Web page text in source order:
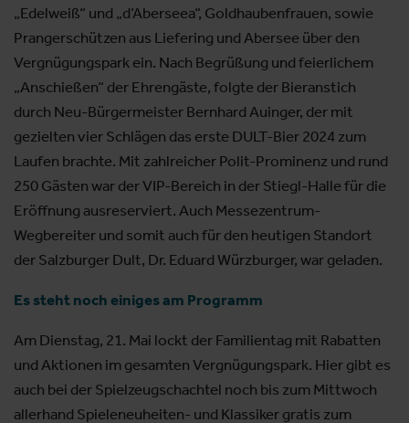
„Edelweiß“ und „d’Aberseea“, Goldhaubenfrauen, sowie
Prangerschützen aus Liefering und Abersee über den
Vergnügungspark ein. Nach Begrüßung und feierlichem
„Anschießen“ der Ehrengäste, folgte der Bieranstich
durch Neu-Bürgermeister Bernhard Auinger, der mit
gezielten vier Schlägen das erste DULT-Bier 2024 zum
Laufen brachte. Mit zahlreicher Polit-Prominenz und rund
250 Gästen war der VIP-Bereich in der Stiegl-Halle für die
Eröffnung ausreserviert. Auch Messezentrum-
Wegbereiter und somit auch für den heutigen Standort
der Salzburger Dult, Dr. Eduard Würzburger, war geladen.
Es steht noch einiges am Programm
Am Dienstag, 21. Mai lockt der Familientag mit Rabatten
und Aktionen im gesamten Vergnügungspark. Hier gibt es
auch bei der Spielzeugschachtel noch bis zum Mittwoch
allerhand Spieleneuheiten- und Klassiker gratis zum